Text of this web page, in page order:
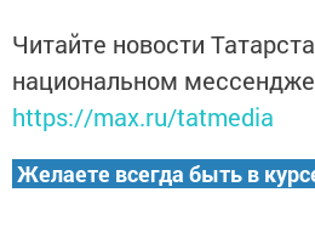
Читайте новости
национальном
https://max.ru/tatmedia
Желаете всегда быть в